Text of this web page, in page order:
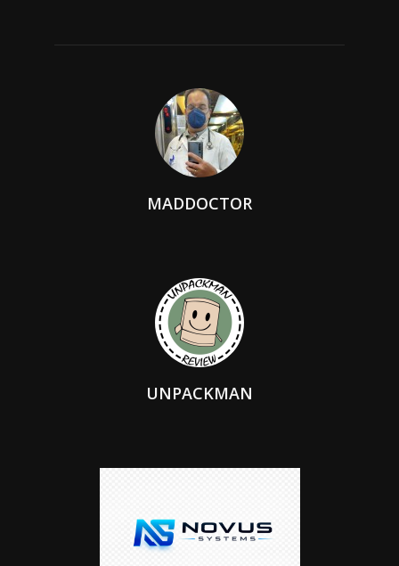
MADDOCTOR
UNPACKMAN